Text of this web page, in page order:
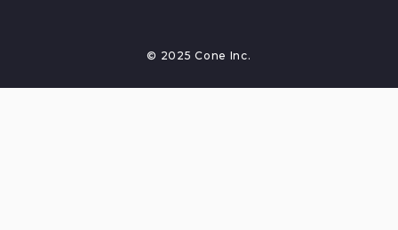
© 2025 Cone Inc.